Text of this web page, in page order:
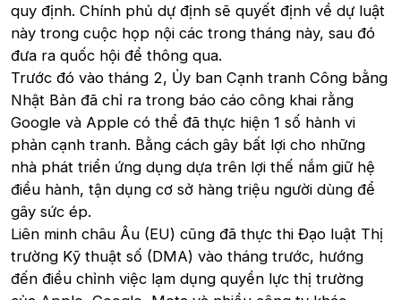
quy định. Chính phủ dự định sẽ quyết định về dự luật
này trong cuộc họp nội các trong tháng này, sau đó
đưa ra quốc hội để thông qua.
Trước đó vào tháng 2, Ủy ban Cạnh tranh Công bằng
Nhật Bản đã chỉ ra trong báo cáo công khai rằng
Google và Apple có thể đã thực hiện 1 số hành vi
phản cạnh tranh. Bằng cách gây bất lợi cho những
nhà phát triển ứng dụng dựa trên lợi thế nắm giữ hệ
điều hành, tận dụng cơ sở hàng triệu người dùng để
gây sức ép.
Liên minh châu Âu (EU) cũng đã thực thi Đạo luật Thị
trường Kỹ thuật số (DMA) vào tháng trước, hướng
đến điều chỉnh việc lạm dụng quyền lực thị trường